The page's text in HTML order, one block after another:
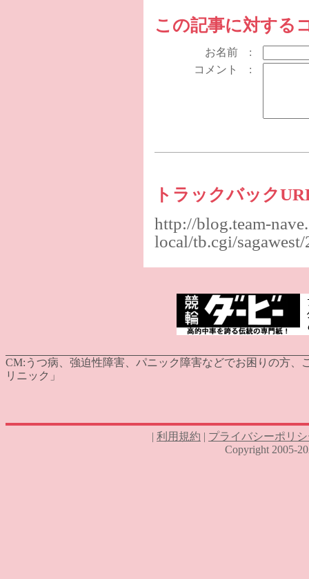
この記事に対する
お名前 :
コメント :
トラックバック
http://blog.team-
local/tb.cgi/
CM: うつ病、強迫性障害、パニック障害などでお困りの方
リニック」
| 利用規約 | プライバシーポリ
Copyright 2005-